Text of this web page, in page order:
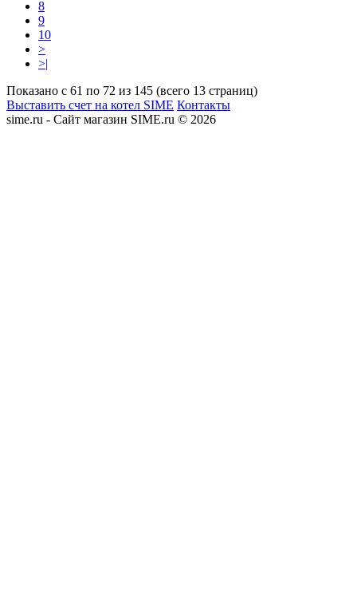
8
9
10
>
>|
Показано с 61 по 72 из 145 (всего 13 страниц)
Выставить счет на котел SIME Контакты
sime.ru - Сайт магазин SIME.ru © 2026